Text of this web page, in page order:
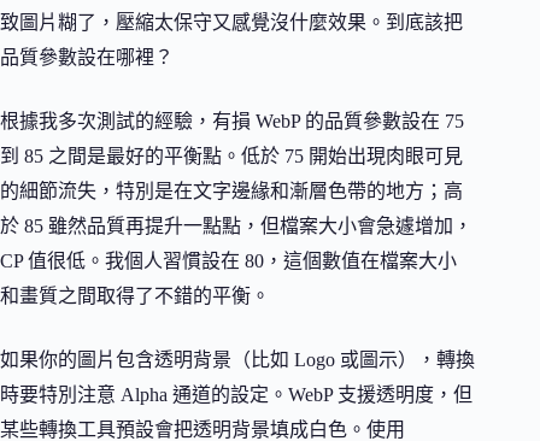
致圖片糊了，壓縮太保守又感覺沒什麼效果。到底該把
品質參數設在哪裡？
根據我多次測試的經驗，有損 WebP 的品質參數設在 75
到 85 之間是最好的平衡點。低於 75 開始出現肉眼可見
的細節流失，特別是在文字邊緣和漸層色帶的地方；高
於 85 雖然品質再提升一點點，但檔案大小會急遽增加，
CP 值很低。我個人習慣設在 80，這個數值在檔案大小
和畫質之間取得了不錯的平衡。
如果你的圖片包含透明背景（比如 Logo 或圖示），轉換
時要特別注意 Alpha 通道的設定。WebP 支援透明度，但
某些轉換工具預設會把透明背景填成白色。使用